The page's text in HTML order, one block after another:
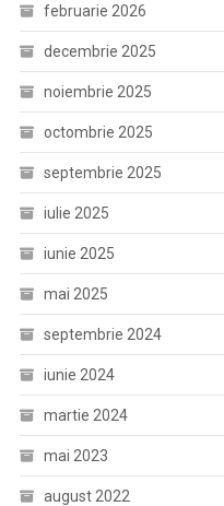
februarie 2026
decembrie 2025
noiembrie 2025
octombrie 2025
septembrie 2025
iulie 2025
iunie 2025
mai 2025
septembrie 2024
iunie 2024
martie 2024
mai 2023
august 2022